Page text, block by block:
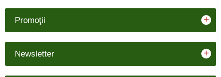
Promoţii +
Newsletter +